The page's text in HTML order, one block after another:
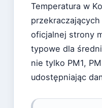
Temperatura w
oficjalnej strony
typowe dla
nie tylko PM1,
udostępniając